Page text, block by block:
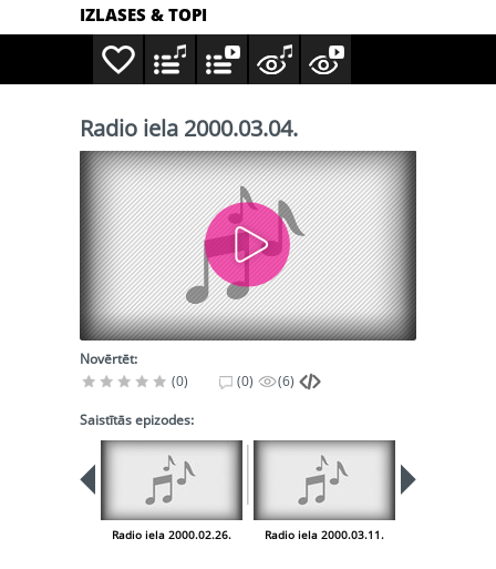
IZLASES & TOPI
Radio iela 2000.03.04.
Novērtēt:
(0)
(0) (6)
Saistītās epizodes:
Radio iela 2000.02.26. Radio iela 2000.03.11.